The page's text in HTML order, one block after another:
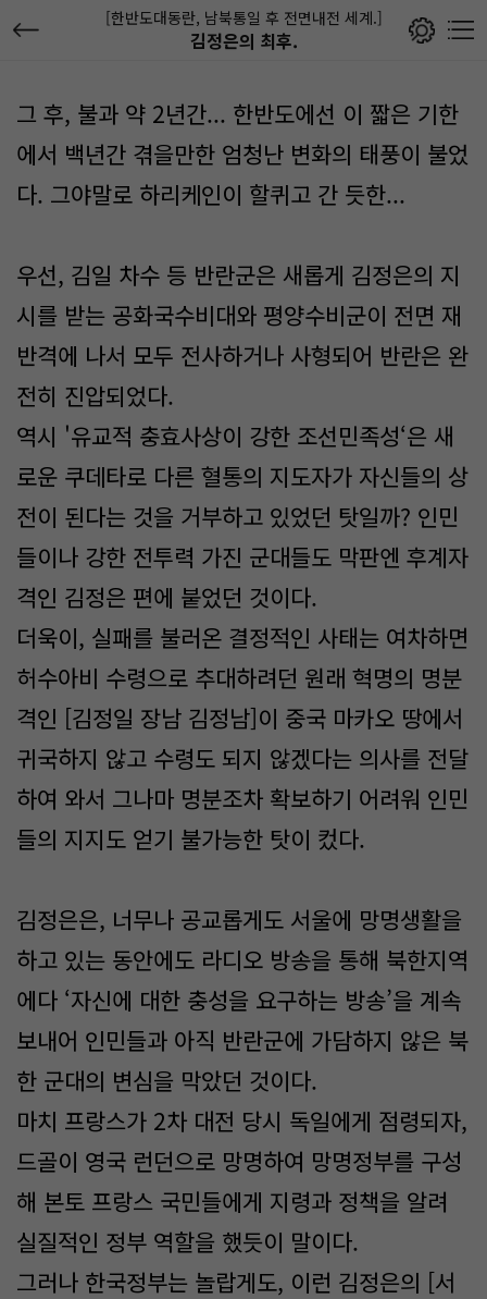
[한반도대동란, 남북통일 후 전면내전 세계.]
김정은의 최후.
그 후, 불과 약 2년간... 한반도에선 이 짧은 기한
에서 백년간 겪을만한 엄청난 변화의 태풍이 불었
다. 그야말로 하리케인이 할퀴고 간 듯한...
우선, 김일 차수 등 반란군은 새롭게 김정은의 지
시를 받는 공화국수비대와 평양수비군이 전면 재
반격에 나서 모두 전사하거나 사형되어 반란은 완
전히 진압되었다.
역시 '유교적 충효사상이 강한 조선민족성‘은 새
로운 쿠데타로 다른 혈통의 지도자가 자신들의 상
전이 된다는 것을 거부하고 있었던 탓일까? 인민
들이나 강한 전투력 가진 군대들도 막판엔 후계자
격인 김정은 편에 붙었던 것이다.
더욱이, 실패를 불러온 결정적인 사태는 여차하면
허수아비 수령으로 추대하려던 원래 혁명의 명분
격인 [김정일 장남 김정남]이 중국 마카오 땅에서
귀국하지 않고 수령도 되지 않겠다는 의사를 전달
하여 와서 그나마 명분조차 확보하기 어려워 인민
들의 지지도 얻기 불가능한 탓이 컸다.
김정은은, 너무나 공교롭게도 서울에 망명생활을
하고 있는 동안에도 라디오 방송을 통해 북한지역
에다 ‘자신에 대한 충성을 요구하는 방송’을 계속
보내어 인민들과 아직 반란군에 가담하지 않은 북
한 군대의 변심을 막았던 것이다.
마치 프랑스가 2차 대전 당시 독일에게 점령되자,
드골이 영국 런던으로 망명하여 망명정부를 구성
해 본토 프랑스 국민들에게 지령과 정책을 알려
실질적인 정부 역할을 했듯이 말이다.
그러나 한국정부는 놀랍게도, 이런 김정은의 [서